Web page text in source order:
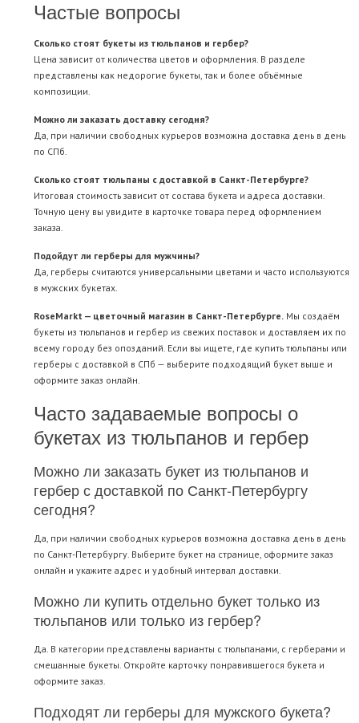
Частые вопросы
Сколько стоят букеты из тюльпанов и гербер?
Цена зависит от количества цветов и оформления. В разделе
представлены как недорогие букеты, так и более объёмные
композиции.
Можно ли заказать доставку сегодня?
Да, при наличии свободных курьеров возможна доставка день в день
по СПб.
Сколько стоят тюльпаны с доставкой в Санкт-Петербурге?
Итоговая стоимость зависит от состава букета и адреса доставки.
Точную цену вы увидите в карточке товара перед оформлением
заказа.
Подойдут ли герберы для мужчины?
Да, герберы считаются универсальными цветами и часто используются
в мужских букетах.
RoseMarkt — цветочный магазин в Санкт-Петербурге. Мы создаём
букеты из тюльпанов и гербер из свежих поставок и доставляем их по
всему городу без опозданий. Если вы ищете, где купить тюльпаны или
герберы с доставкой в СПб — выберите подходящий букет выше и
оформите заказ онлайн.
Часто задаваемые вопросы о
букетах из тюльпанов и гербер
Можно ли заказать букет из тюльпанов и
гербер с доставкой по Санкт-Петербургу
сегодня?
Да, при наличии свободных курьеров возможна доставка день в день
по Санкт-Петербургу. Выберите букет на странице, оформите заказ
онлайн и укажите адрес и удобный интервал доставки.
Можно ли купить отдельно букет только из
тюльпанов или только из гербер?
Да. В категории представлены варианты с тюльпанами, с герберами и
смешанные букеты. Откройте карточку понравившегося букета и
оформите заказ.
Подходят ли герберы для мужского букета?